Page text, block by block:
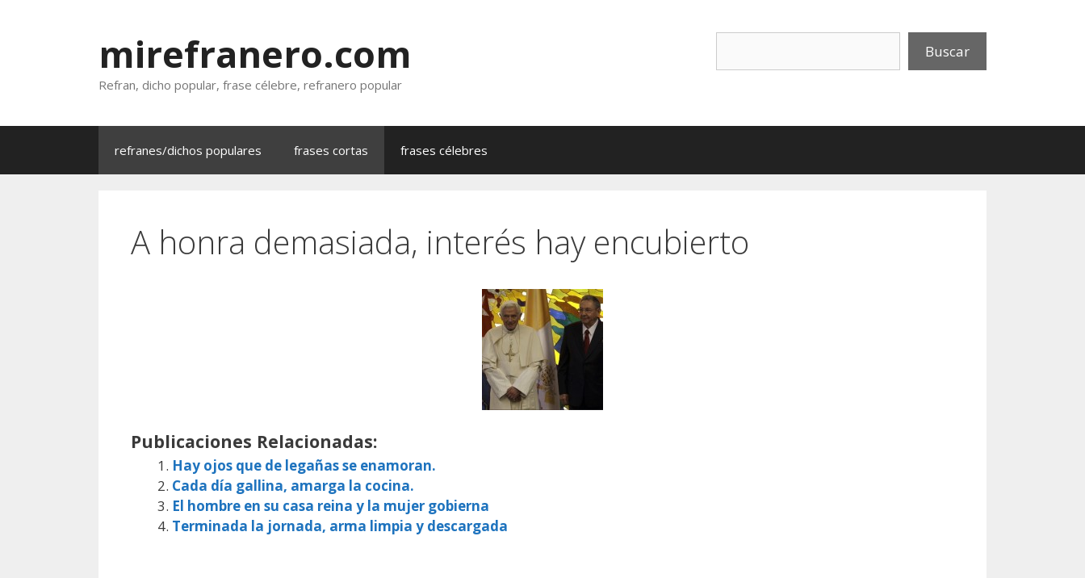
Buscar
mirefranero.com
Refran, dicho popular, frase célebre, refranero popular
refranes/dichos populares frases cortas frases célebres
A honra demasiada, interés hay encubierto
Publicaciones Relacionadas:
Hay ojos que de legañas se enamoran.
Cada día gallina, amarga la cocina.
El hombre en su casa reina y la mujer gobierna
Terminada la jornada, arma limpia y descargada